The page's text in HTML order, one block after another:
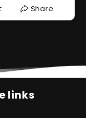
Share
links